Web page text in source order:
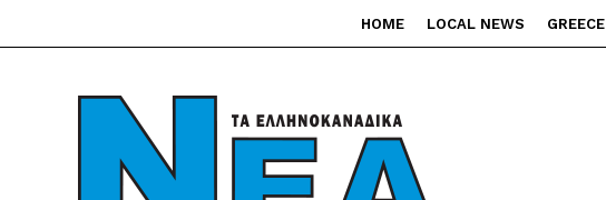
HOME LOCAL NEWS GREECE